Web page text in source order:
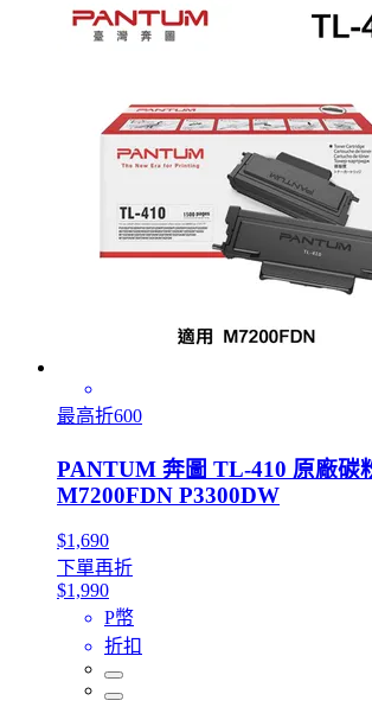
最高折600
PANTUM 奔圖 TL-410 原廠碳
M7200FDN P3300DW
$1,690
下單再折
$1,990
P幣
折扣